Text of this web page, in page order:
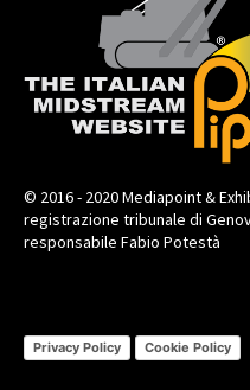
© 2016 - 2020 Mediapoint &
registrazione tribunale di
responsabile Fabio Potestà
Privacy Policy Cookie Policy